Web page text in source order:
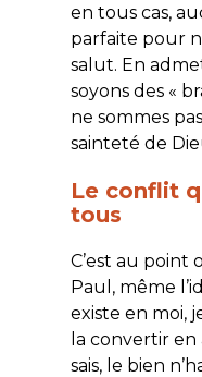
en tous cas,
parfaite pour
salut. En
soyons des «
ne sommes
sainteté de
Le conflit
tous
C’est au point
Paul, même
existe en moi,
la convertir en
sais, le bien